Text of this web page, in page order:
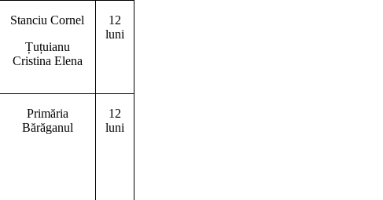
Stanciu Cornel
Țuțuianu
Cristina Elena
12
luni
Primăria
Bărăganul
12
luni